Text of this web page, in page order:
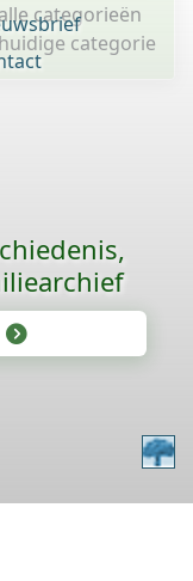
categorieën
categorie